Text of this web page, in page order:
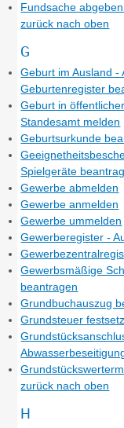
Fundsache
zurück nach oben
G
Geburt im Ausland -
Geburtenregister
Geburt in
Standesamt melden
Geburtsurkunde
Spielgeräte
Gewerbe abmelden
Gewerbe anmelden
Gewerbe ummelden
Gewerberegister -
Gewerbsmäßige
beantragen
Grundbuchauszug
Grundsteuer
zurück nach oben
H